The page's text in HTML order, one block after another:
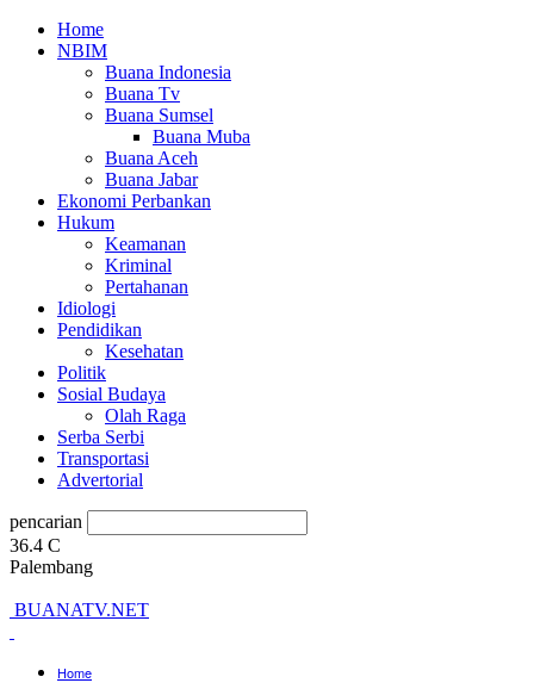
Home
NBIM
Buana Indonesia
Buana Tv
Buana Sumsel
Buana Muba
Buana Aceh
Buana Jabar
Ekonomi Perbankan
Hukum
Keamanan
Kriminal
Pertahanan
Idiologi
Pendidikan
Kesehatan
Politik
Sosial Budaya
Olah Raga
Serba Serbi
Transportasi
Advertorial
pencarian
36.4 C
Palembang
BUANATV.NET
Home